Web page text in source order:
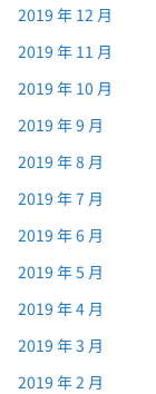
2019 年 12 月
2019 年 11 月
2019 年 10 月
2019 年 9 月
2019 年 8 月
2019 年 7 月
2019 年 6 月
2019 年 5 月
2019 年 4 月
2019 年 3 月
2019 年 2 月